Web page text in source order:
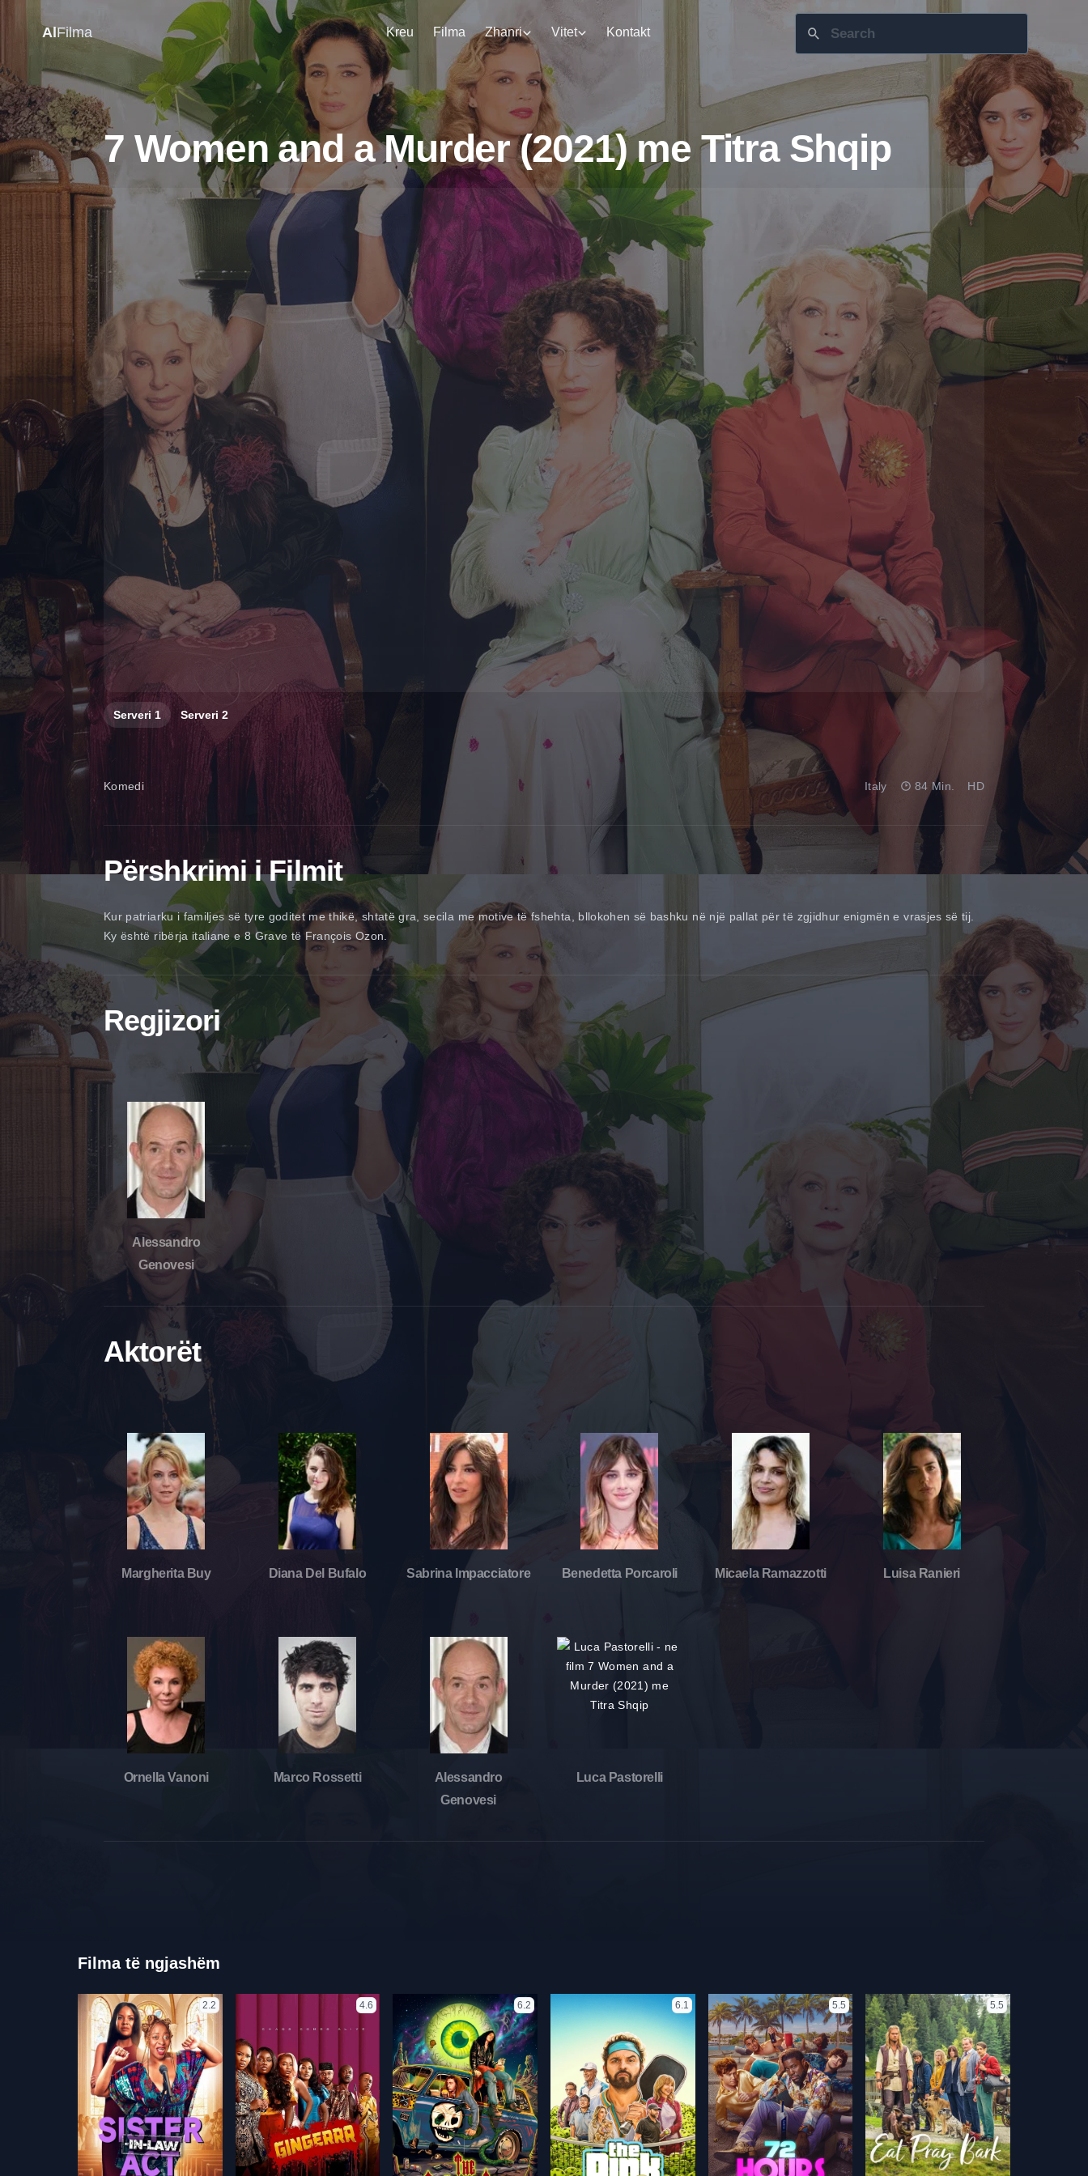
AlFilma Kreu Filma Zhanri Vitet Kontakt
7 Women and a Murder (2021) me Titra Shqip
Serveri1 Serveri 2
Komedi Italy 84 Min. HD
Përshkrimi i Filmit
Kur patriarku i familjes së tyre goditet me thikë, shtatë gra, secila me motive të fshehta, bllokohen së bashku në një pallat për të zgjidhur enigmën e vrasjes së tij.
Ky është ribërja italiane e 8 Grave të François Ozon.
Regjizori
Alessandro
Genovesi
Aktorët
Margherita Buy Diana Del Bufalo Sabrina Impacciatore Benedetta Porcaroli Micaela Ramazzotti Luisa Ranieri
Ornella Vanoni Marco Rossetti
Alessandro
Genovesi
Luca Pastorelli
Filma të ngjashëm
2.2 4.6 6.2 6.1 5.5 5.5